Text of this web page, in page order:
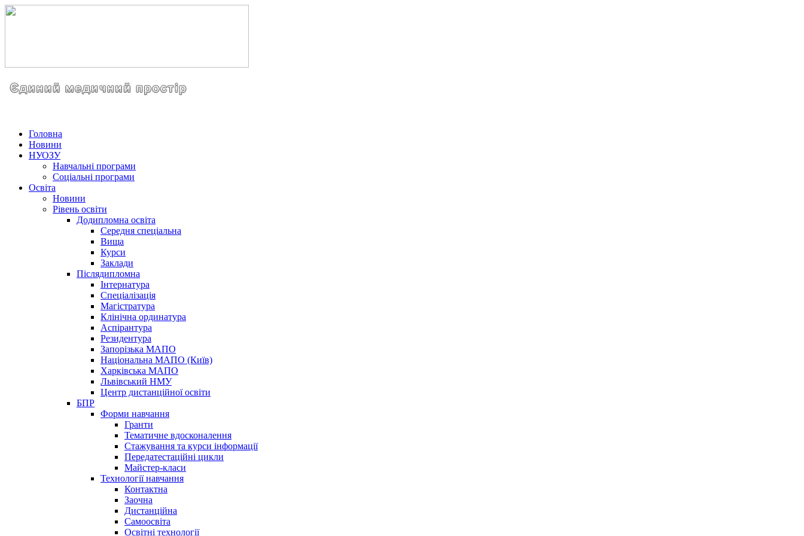
Головна
Новини
НУОЗУ
Навчальні програми
Соціальні програми
Освіта
Новини
Рівень освіти
Додипломна освіта
Середня спеціальна
Вища
Курси
Заклади
Післядипломна
Інтернатура
Спеціалізація
Магістратура
Клінічна ординатура
Аспірантура
Резидентура
Запорізька МАПО
Національна МАПО (Київ)
Харківська МАПО
Львівський НМУ
Центр дистанційної освіти
БПР
Форми навчання
Гранти
Тематичне вдосконалення
Стажування та курси інформації
Передатестаційні цикли
Майстер-класи
Технології навчання
Контактна
Заочна
Дистанційна
Самоосвіта
Освітні технології